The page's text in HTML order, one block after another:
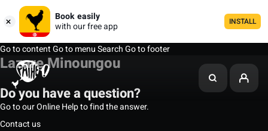
Book easily
with our free app
INSTALL
Go to contentGo to menuSearchGo to footer
Lazare Minoungou
Do you have a question?
Go to our Online Help to find the answer.
Contact us